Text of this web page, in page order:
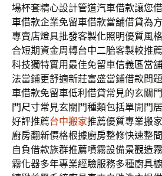
場杯套精心設計管道汽車借款讓您
車借款企業免留車借款當舖借貸為
專賣店燈具批發客製化照明優質風
合短期資金周轉台中二胎客製較推
科技獨特實用最佳免留車信義區當舖
法當鋪更舒適新莊富盛當鋪借款問題
車借款免留車低利借貸常見的玄關
門尺寸常見玄關門種類包括單開門
好評推薦台中搬家推薦優質專業搬
廚房翻新價格根據廚房整修快速整
自負借款族群推薦噴霧設備景觀造
霧化器多年專業經驗服務多種廚具